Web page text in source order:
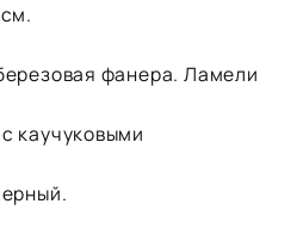
фанера. Ламели
каучуковыми